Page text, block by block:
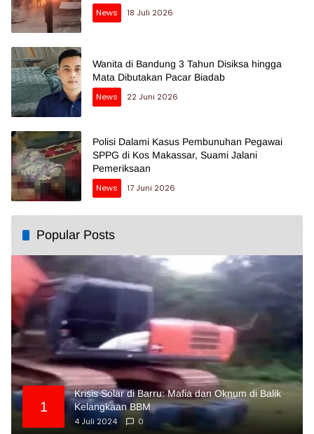
News
18 Juli 2026
Wanita di Bandung 3 Tahun Disiksa hingga
Mata Dibutakan Pacar Biadab
News
22 Juni 2026
Polisi Dalami Kasus Pembunuhan Pegawai
SPPG di Kos Makassar, Suami Jalani
Pemeriksaan
News
17 Juni 2026
Popular Posts
1
Krisis Solar di Barru: Mafia dan Oknum di Balik
Kelangkaan BBM
4 Juli 2024
0